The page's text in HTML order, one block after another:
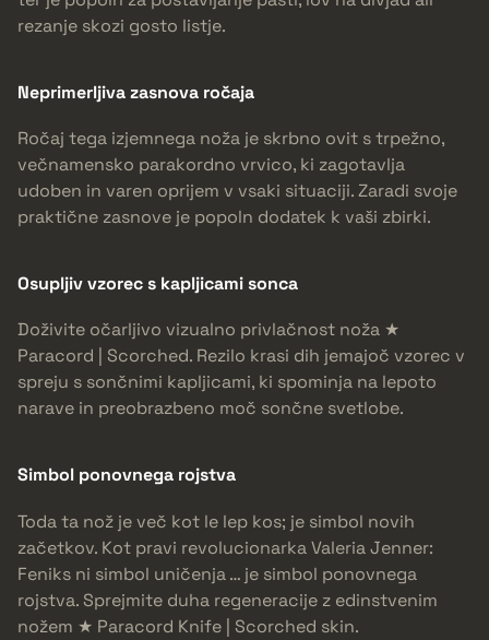
rezanje skozi gosto listje.
Neprimerljiva zasnova ročaja
Ročaj tega izjemnega noža je skrbno ovit s trpežno,
večnamensko parakordno vrvico, ki zagotavlja
udoben in varen oprijem v vsaki situaciji. Zaradi svoje
praktične zasnove je popoln dodatek k vaši zbirki.
Osupljiv vzorec s kapljicami sonca
Doživite očarljivo vizualno privlačnost noža ★
Paracord | Scorched. Rezilo krasi dih jemajoč vzorec v
spreju s sončnimi kapljicami, ki spominja na lepoto
narave in preobrazbeno moč sončne svetlobe.
Simbol ponovnega rojstva
Toda ta nož je več kot le lep kos; je simbol novih
začetkov. Kot pravi revolucionarka Valeria Jenner:
Feniks ni simbol uničenja … je simbol ponovnega
rojstva. Sprejmite duha regeneracije z edinstvenim
nožem ★ Paracord Knife | Scorched skin.